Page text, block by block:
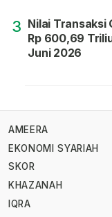
3 Nilai Transaksi
Rp 600,69
Juni 2026
AMEERA
EKONOMI SYARIAH
SKOR
KHAZANAH
IQRA